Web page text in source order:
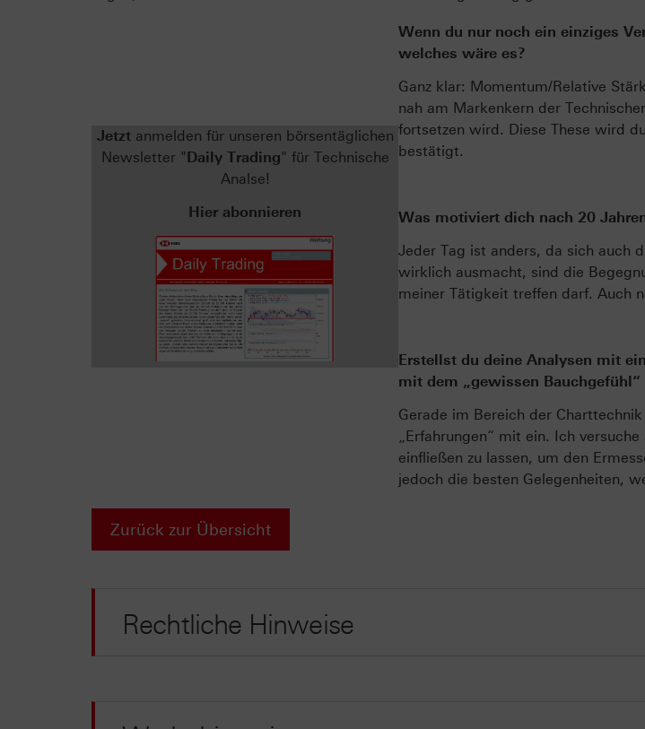
Jetztanmelden für unseren börsentäglichen
Newsletter "Daily Trading" für Technische
Analse!
Hier abonnieren
Wenn du nur noch ein einziges
welches wäre es?
Ganz klar: Momentum/Relative
nah am Markenkern der
fortsetzen wird. Diese These wird
bestätigt.
Was motiviert dich nach 20
Jeder Tag ist anders, da sich auch
wirklich ausmacht, sind die
meiner Tätigkeit treffen darf. Auch
Erstellst du deine Analysen mit
mit dem „gewissen Bauchgefühl“
Gerade im Bereich der
„Erfahrungen“ mit ein. Ich
einfließen zu lassen, um den
jedoch die besten Gelegenheiten,
Zurück zur Übersicht
Rechtliche Hinweise